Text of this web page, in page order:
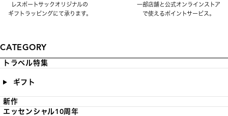
レスポートサックオリジナルの
ギフトラッピングにて承ります。
一部店舗と公式オンラインストア
で使えるポイントサービス。
CATEGORY
トラベル特集
ギフト
新作
エッセンシャル10周年